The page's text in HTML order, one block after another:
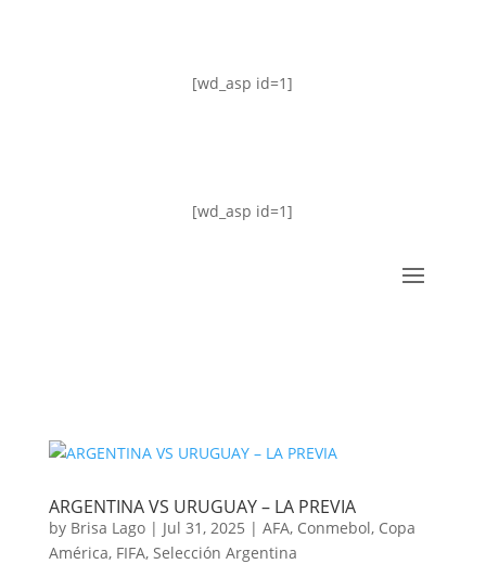
[wd_asp id=1]
[wd_asp id=1]
ARGENTINA VS URUGUAY – LA PREVIA
by Brisa Lago| Jul 31, 2025 | AFA, Conmebol, Copa
América, FIFA, Selección Argentina